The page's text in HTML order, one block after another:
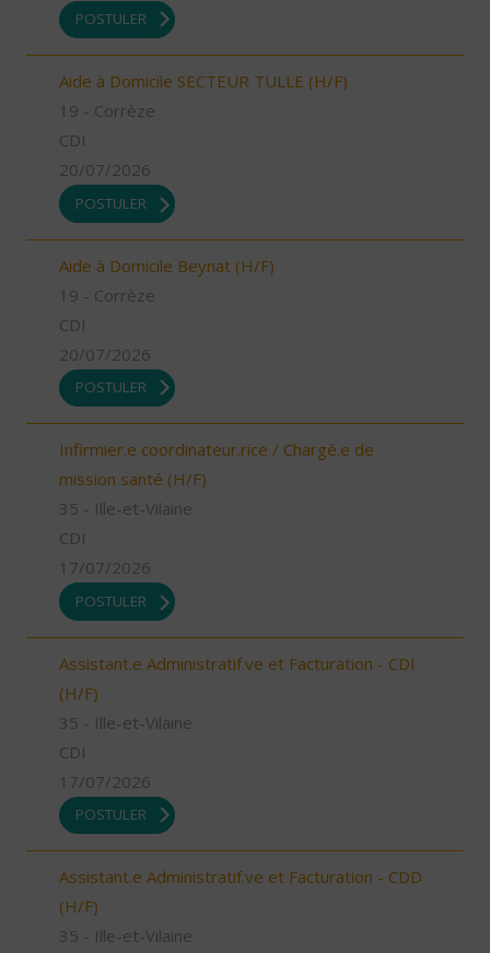
POSTULER
Aide à Domicile SECTEUR TULLE (H/F)
19 - Corrèze
CDI
20/07/2026
POSTULER
Aide à Domicile Beynat (H/F)
19 - Corrèze
CDI
20/07/2026
POSTULER
Infirmier.e coordinateur.rice / Chargé.e de
mission santé (H/F)
35 - Ille-et-Vilaine
CDI
17/07/2026
POSTULER
Assistant.e Administratif.ve et Facturation - CDI
(H/F)
35 - Ille-et-Vilaine
CDI
17/07/2026
POSTULER
Assistant.e Administratif.ve et Facturation - CDD
(H/F)
35 - Ille-et-Vilaine